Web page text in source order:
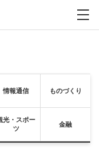
情報通信 ものづくり
光・スポー
ツ
金融